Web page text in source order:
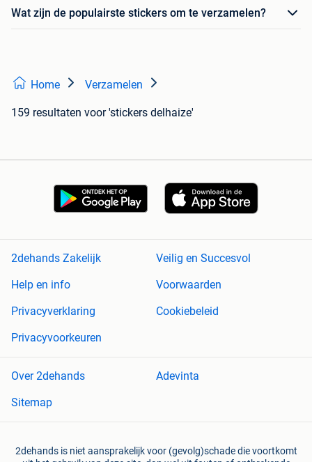
Wat zijn de populairste stickers om te verzamelen?
Home Verzamelen
159 resultaten voor 'stickers delhaize'
2dehands Zakelijk
Veilig en Succesvol
Help en info
Voorwaarden
Privacyverklaring
Cookiebeleid
Privacyvoorkeuren
Over 2dehands
Adevinta
Sitemap
2dehands is niet aansprakelijk voor (gevolg)schade die voortkomt